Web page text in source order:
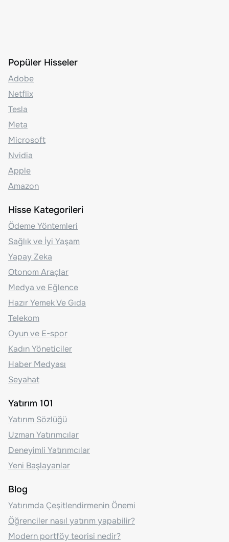
Popüler Hisseler
Adobe
Netflix
Tesla
Meta
Microsoft
Nvidia
Apple
Amazon
Hisse Kategorileri
Ödeme Yöntemleri
Sağlık ve İyi Yaşam
Yapay Zeka
Otonom Araçlar
Medya ve Eğlence
Hazır Yemek Ve Gıda
Telekom
Oyun ve E-spor
Kadın Yöneticiler
Haber Medyası
Seyahat
Yatırım 101
Yatırım Sözlüğü
Uzman Yatırımcılar
Deneyimli Yatırımcılar
Yeni Başlayanlar
Blog
Yatırımda Çeşitlendirmenin Önemi
Öğrenciler nasıl yatırım yapabilir?
Modern portföy teorisi nedir?